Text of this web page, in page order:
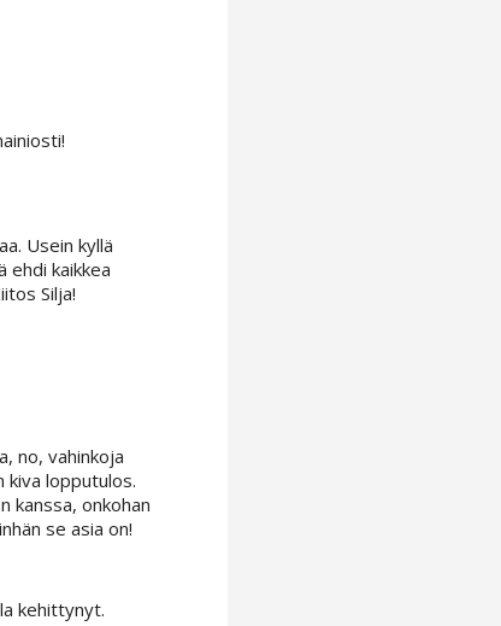
Usein kyllä
ehdi kaikkea
Silja!
no, vahinkoja
kiva lopputulos.
kanssa, onkohan
se asia on!
kehittynyt.